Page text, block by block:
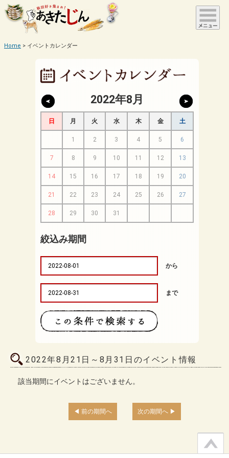
Home イベントカレンダー
2022年8月
日 月 火 水 木 金 土
1 2 3 4 5 6
7 8 9 10 11 12 13
14 15 16 17 18 19 20
21 22 23 24 25 26 27
28 29 30 31
絞込み期間
から
まで
2022年8月21日～8月31日のイベント情報
該当期間にイベントはございません。
前の期間へ 次の期間へ